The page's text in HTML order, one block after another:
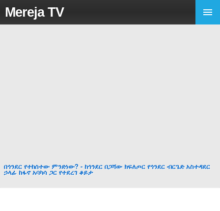
Mereja TV
በጎንደር የተከሰተው ምንድነው? - ከጎንደር በጋሻው ክፍለጦር የጎንደር ብርጌድ አስተዳደር
ኃላፊ ከፋኖ አባካሳ ጋር የተደረገ ቆይታ